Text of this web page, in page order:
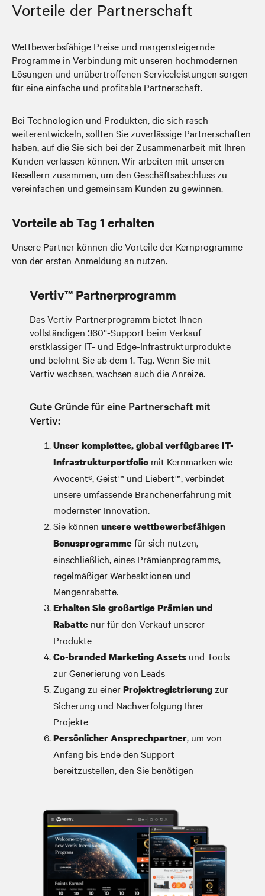
Vorteile der Partnerschaft
Wettbewerbsfähige Preise und margensteigernde
Programme in Verbindung mit unseren hochmodernen
Lösungen und unübertroffenen Serviceleistungen sorgen
für eine einfache und profitable Partnerschaft.
Bei Technologien und Produkten, die sich rasch
weiterentwickeln, sollten Sie zuverlässige Partnerschaften
haben, auf die Sie sich bei der Zusammenarbeit mit Ihren
Kunden verlassen können. Wir arbeiten mit unseren
Resellern zusammen, um den Geschäftsabschluss zu
vereinfachen und gemeinsam Kunden zu gewinnen.
Vorteile ab Tag 1 erhalten
Unsere Partner können die Vorteile der Kernprogramme
von der ersten Anmeldung an nutzen.
Vertiv™ Partnerprogramm
Das Vertiv-Partnerprogramm bietet Ihnen
vollständigen 360°-Support beim Verkauf
erstklassiger IT- und Edge-Infrastrukturprodukte
und belohnt Sie ab dem 1. Tag. Wenn Sie mit
Vertiv wachsen, wachsen auch die Anreize.
Gute Gründe für eine Partnerschaft mit
Vertiv:
Unser komplettes, global verfügbares IT-
Infrastrukturportfolio mit Kernmarken wie
Avocent®, Geist™ und Liebert™,verbindet
unsere umfassende Branchenerfahrung mit
modernster Innovation.
Sie können unsere wettbewerbsfähigen
Bonusprogrammefür sich nutzen,
einschließlich, eines Prämienprogramms,
regelmäßiger Werbeaktionen und
Mengenrabatte.
Erhalten Sie großartige Prämien und
Rabatte nur für den Verkauf unserer
Produkte
Co-branded Marketing Assets und Tools
zur Generierung von Leads
Zugang zu einerProjektregistrierungzur
Sicherung und Nachverfolgung Ihrer
Projekte
Persönlicher Ansprechpartner, um von
Anfang bis Ende den Support
bereitzustellen, den Sie benötigen